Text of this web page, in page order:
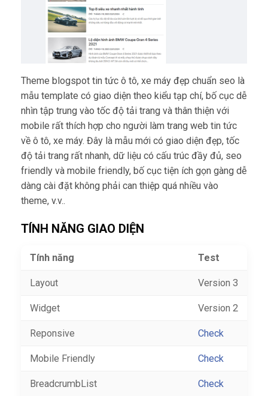
Theme blogspot tin tức ô tô, xe máy đẹp chuẩn seo là
mẫu template có giao diện theo kiểu tạp chí, bố cục dễ
nhìn tập trung vào tốc độ tải trang và thân thiện với
mobile rất thích hợp cho người làm trang web tin tức
về ô tô, xe máy. Đây là mẫu mới có giao diện đẹp, tốc
độ tải trang rất nhanh, dữ liệu có cấu trúc đầy đủ, seo
friendly và mobile friendly, bố cục tiện ích gọn gàng dễ
dàng cài đặt không phải can thiệp quá nhiều vào
theme, v.v..
TÍNH NĂNG GIAO DIỆN
Tính năng Test
Layout Version 3
Widget Version 2
Reponsive Check
Mobile Friendly Check
BreadcrumbList Check